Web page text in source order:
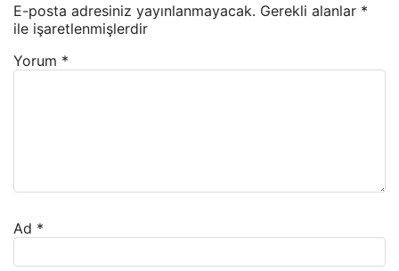
E-posta adresiniz yayınlanmayacak. Gerekli alanlar *
ile işaretlenmişlerdir
Yorum *
Ad *